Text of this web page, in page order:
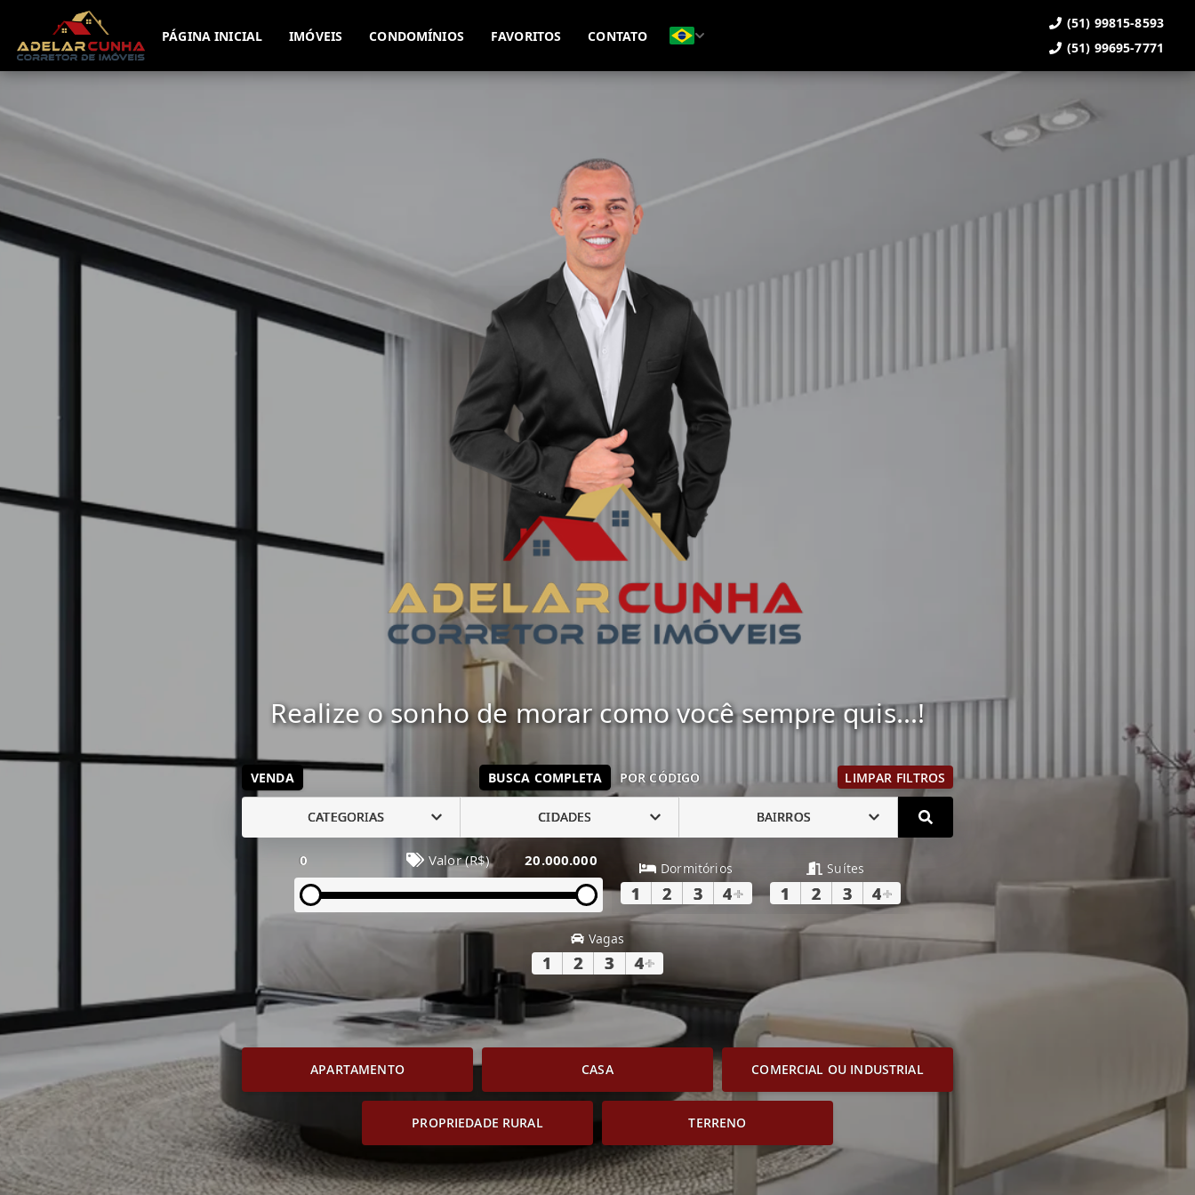
(51) 99815-8593 (51) 99695-7771
PÁGINA INICIAL IMÓVEIS CONDOMÍNIOS FAVORITOS CONTATO
(51) 99815-8593
(51) 99695-7771
Realize o sonho de morar como você sempre quis...!
VENDA BUSCA COMPLETA POR CÓDIGO LIMPAR FILTROS
CATEGORIAS CIDADES BAIRROS
0 Valor (R$) 20.000.000 Dormitórios
1 2 3 4+
Suítes
1 2 3 4+
Vagas
1 2 3 4+
APARTAMENTO CASA COMERCIAL OU INDUSTRIAL
PROPRIEDADE RURAL TERRENO